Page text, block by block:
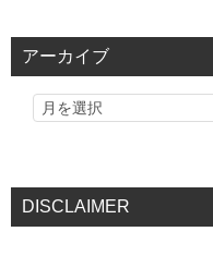
アーカイブ
DISCLAIMER